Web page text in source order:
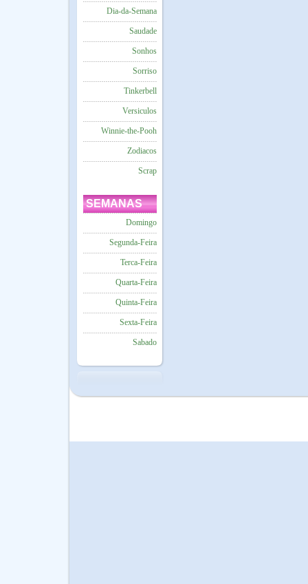
Dia-da-Semana
Saudade
Sonhos
Sorriso
Tinkerbell
Versiculos
Winnie-the-Pooh
Zodiacos
Scrap
SEMANAS
Domingo
Segunda-Feira
Terca-Feira
Quarta-Feira
Quinta-Feira
Sexta-Feira
Sabado